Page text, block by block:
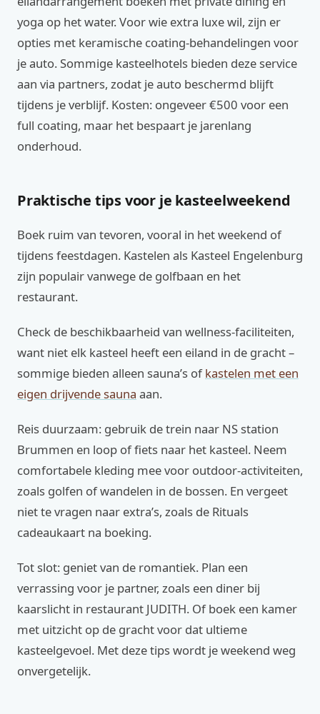
yoga op het water. Voor wie extra luxe wil, zijn er
opties met keramische coating-behandelingen voor
je auto. Sommige kasteelhotels bieden deze service
aan via partners, zodat je auto beschermd blijft
tijdens je verblijf. Kosten: ongeveer €500 voor een
full coating, maar het bespaart je jarenlang
onderhoud.
Praktische tips voor je kasteelweekend
Boek ruim van tevoren, vooral in het weekend of
tijdens feestdagen. Kastelen als Kasteel Engelenburg
zijn populair vanwege de golfbaan en het
restaurant.
Check de beschikbaarheid van wellness-faciliteiten,
want niet elk kasteel heeft een eiland in de gracht –
sommige bieden alleen sauna’s ofkastelen met een
eigen drijvende sauna aan.
Reis duurzaam: gebruik de trein naar NS station
Brummen en loop of fiets naar het kasteel. Neem
comfortabele kleding mee voor outdoor-activiteiten,
zoals golfen of wandelen in de bossen. En vergeet
niet te vragen naar extra’s, zoals de Rituals
cadeaukaart na boeking.
Tot slot: geniet van de romantiek. Plan een
verrassing voor je partner, zoals een diner bij
kaarslicht in restaurant JUDITH. Of boek een kamer
met uitzicht op de gracht voor dat ultieme
kasteelgevoel. Met deze tips wordt je weekend weg
onvergetelijk.